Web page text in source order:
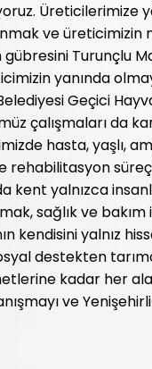
Üreticilerimize
ve
Turunçlu
yanında
Geçici
çalışmaları da
hasta, yaşlı,
rehabilitasyon
kent yalnızca
sağlık ve
kendisini yalnız
destekten
kadar her
ve